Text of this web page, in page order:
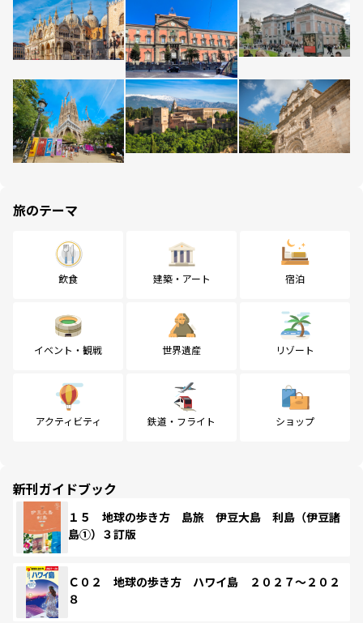
旅のテーマ
飲食 建築・アート 宿泊
イベント・観戦 世界遺産 リゾート
アクティビティ 鉄道・フライト ショップ
新刊ガイドブック
１５ 地球の歩き方 島旅 伊豆大島 利島（伊豆諸
島①）３訂版
Ｃ０２ 地球の歩き方 ハワイ島 ２０２７～２０２
８